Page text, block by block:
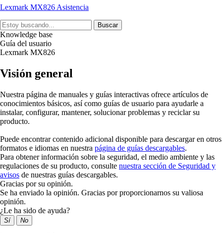
Lexmark MX826 Asistencia
Buscar
Knowledge base
Guía del usuario
Lexmark MX826
Visión general
Nuestra página de manuales y guías interactivas ofrece artículos de
conocimientos básicos, así como guías de usuario para ayudarle a
instalar, configurar, mantener, solucionar problemas y reciclar su
producto.
Puede encontrar contenido adicional disponible para descargar en otros
formatos e idiomas en nuestra página de guías descargables.
Para obtener información sobre la seguridad, el medio ambiente y las
regulaciones de su producto, consulte nuestra sección de Seguridad y
avisos de nuestras guías descargables.
Gracias por su opinión.
Se ha enviado la opinión. Gracias por proporcionarnos su valiosa
opinión.
¿Le ha sido de ayuda?
Sí No